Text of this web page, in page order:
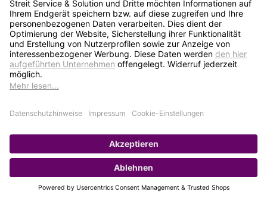
vieles mehr
Bleiben Sie auf dem Laufenden und abonnieren Sie
gerne unseren Newsletter:
Service